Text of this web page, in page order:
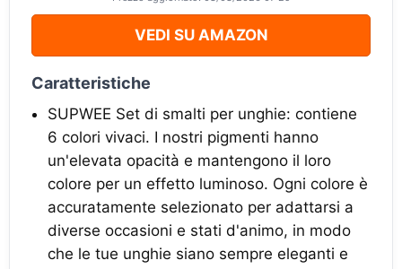
VEDI SU AMAZON
Caratteristiche
SUPWEE Set di smalti per unghie: contiene
6 colori vivaci. I nostri pigmenti hanno
un'elevata opacità e mantengono il loro
colore per un effetto luminoso. Ogni colore è
accuratamente selezionato per adattarsi a
diverse occasioni e stati d'animo, in modo
che le tue unghie siano sempre eleganti e